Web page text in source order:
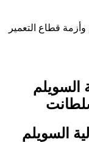
قطاع التعمير
السويلم
السويلم